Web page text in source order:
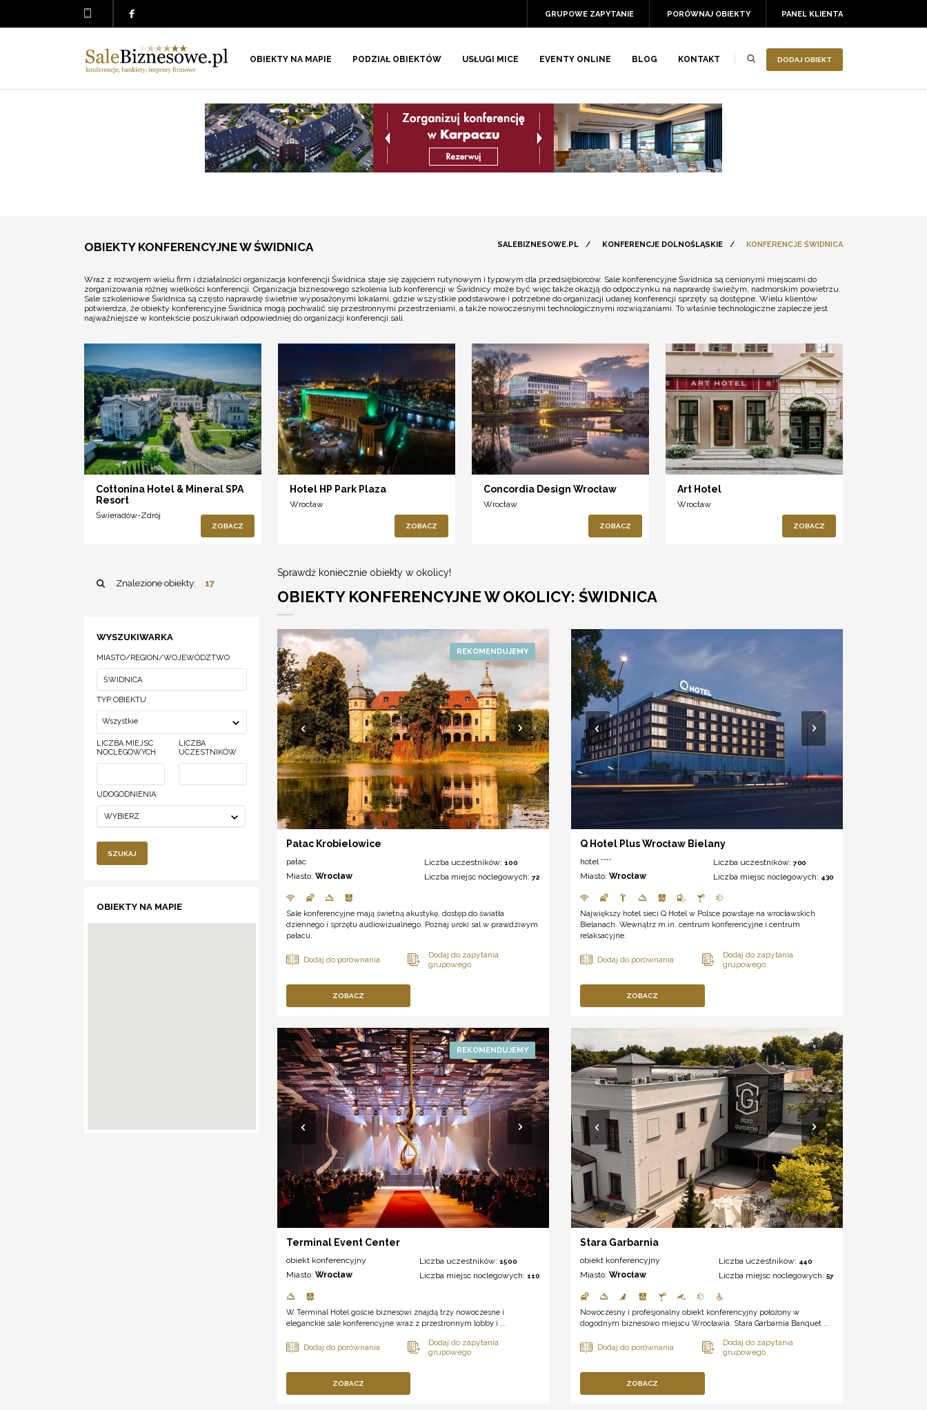
PANEL KLIENTA
PORÓWNAJ OBIEKTY
GRUPOWE ZAPYTANIE
DODAJ OBIEKT
OBIEKTY NA MAPIE PODZIAŁ OBIEKTÓW USŁUGI MICE EVENTY ONLINE BLOG KONTAKT
OBIEKTY KONFERENCYJNE W ŚWIDNICA SALEBIZNESOWE.PL / KONFERENCJE DOLNOŚLĄSKIE / KONFERENCJE ŚWIDNICA
Wraz z rozwojem wielu firm i działalności organizacja konferencji Świdnica staje się zajęciem rutynowym i typowym dla przedsiębiorców. Sale konferencyjne Świdnica są cenionymi miejscami do
zorganizowania różnej wielkości konferencji. Organizacja biznesowego szkolenia lub konferencji w Świdnicy może być więc także okazją do odpoczynku na naprawdę świeżym, nadmorskim powietrzu.
Sale szkoleniowe Świdnica są często naprawdę świetnie wyposażonymi lokalami, gdzie wszystkie podstawowe i potrzebne do organizacji udanej konferencji sprzęty są dostępne. Wielu klientów
potwierdza, że obiekty konferencyjne Świdnica mogą pochwalić się przestronnymi przestrzeniami, a także nowoczesnymi technologicznymi rozwiązaniami. To właśnie technologiczne zaplecze jest
najważniejsze w kontekście poszukiwań odpowiedniej do organizacji konferencji sali.
Cottonina Hotel & Mineral SPA
Resort
Świeradów-Zdrój
ZOBACZ
Hotel HP Park Plaza
Wrocław
ZOBACZ
Concordia Design Wrocław
Wrocław
ZOBACZ
Art Hotel
Wrocław
ZOBACZ
Znalezione obiekty: 17
WYSZUKIWARKA
MIASTO/REGION/WOJEWÓDZTWO
TYP OBIEKTU
Wszystkie
LICZBA MIEJSC
NOCLEGOWYCH
LICZBA
UCZESTNIKÓW
UDOGODNIENIA:
WYBIERZ
SZUKAJ
OBIEKTY NA MAPIE
Sprawdź koniecznie obiekty w okolicy!
OBIEKTY KONFERENCYJNE W OKOLICY: ŚWIDNICA
Pałac Krobielowice
pałac
Miasto: Wrocław
Liczba uczestników:100
Liczba miejsc noclegowych:72
Sale konferencyjne mają świetną akustykę, dostęp do światła
dziennego i sprzętu audiowizualnego. Poznaj uroki sal w prawdziwym
pałacu.
ZOBACZ
Q Hotel Plus Wrocław Bielany
hotel ****
Miasto:Wrocław
Liczba uczestników: 700
Liczba miejsc noclegowych: 430
Największy hotel sieci Q Hotel w Polsce powstaje na wrocławskich
Bielanach. Wewnątrz m.in. centrum konferencyjne i centrum
relaksacyjne.
ZOBACZ
Terminal Event Center
obiekt konferencyjny
Miasto: Wrocław
Liczba uczestników:1500
Liczba miejsc noclegowych:110
W Terminal Hotel goście biznesowi znajdą trzy nowoczesne i
eleganckie sale konferencyjne wraz z przestronnym lobby i ...
ZOBACZ
Stara Garbarnia
obiekt konferencyjny
Miasto:Wrocław
Liczba uczestników: 440
Liczba miejsc noclegowych: 57
Nowoczesny i profesjonalny obiekt konferencyjny położony w
dogodnym biznesowo miejscu Wrocławia. Stara Garbarnia Banquet ...
ZOBACZ